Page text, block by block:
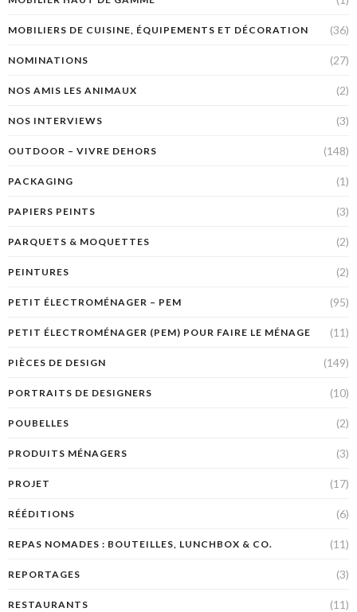
MOBILIERS DE CUISINE, ÉQUIPEMENTS ET DÉCORATION (36)
NOMINATIONS (27)
NOS AMIS LES ANIMAUX (2)
NOS INTERVIEWS (3)
OUTDOOR – VIVRE DEHORS (148)
PACKAGING (1)
PAPIERS PEINTS (3)
PARQUETS & MOQUETTES (2)
PEINTURES (2)
PETIT ÉLECTROMÉNAGER – PEM (95)
PETIT ÉLECTROMÉNAGER (PEM) POUR FAIRE LE MÉNAGE (11)
PIÈCES DE DESIGN (149)
PORTRAITS DE DESIGNERS (10)
POUBELLES (2)
PRODUITS MÉNAGERS (3)
PROJET (17)
RÉÉDITIONS (6)
REPAS NOMADES : BOUTEILLES, LUNCHBOX & CO. (11)
REPORTAGES (3)
RESTAURANTS (11)